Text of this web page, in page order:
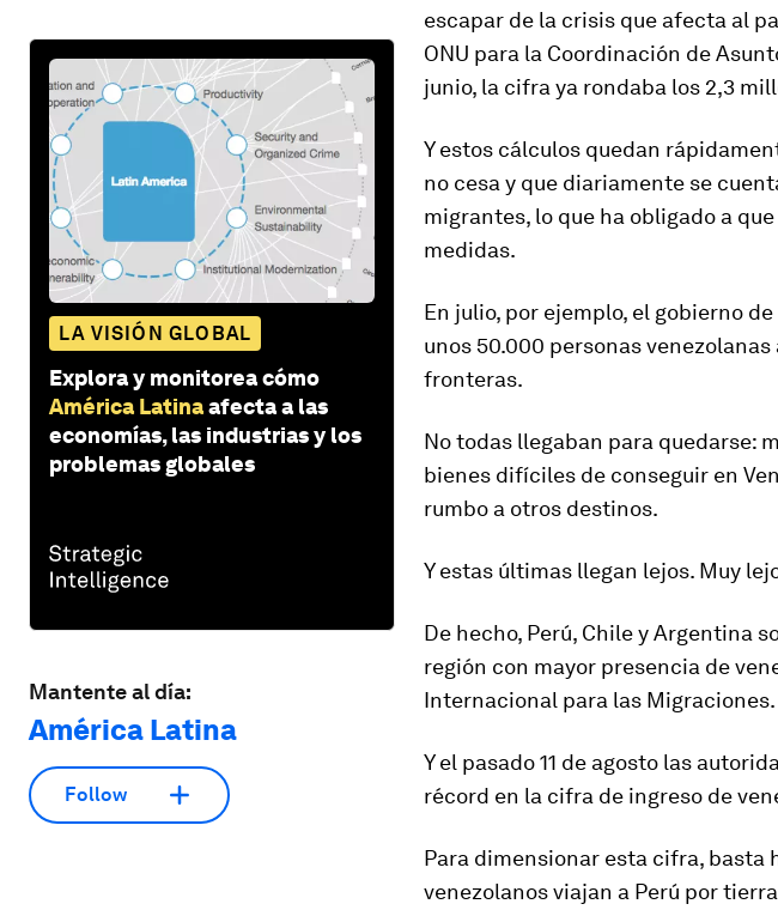
LA VISIÓN GLOBAL
Explora y monitorea cómo
América Latinaafecta a las
economías, las industrias y los
problemas globales
Mantente al día:
América Latina
Follow
escapar de la crisis que afecta al
ONU para la Coordinación de
junio, la cifra ya rondaba los 2,3
Y estos cálculos quedan
no cesa y que diariamente se
migrantes, lo que ha obligado a
medidas.
En julio, por ejemplo, el gobierno
unos 50.000 personas venezolanas
fronteras.
No todas llegaban para quedarse:
bienes difíciles de conseguir en
rumbo a otros destinos.
Y estas últimas llegan lejos. Muy
De hecho, Perú, Chile y Argentina
región con mayor presencia de
Internacional para las Migraciones.
Y el pasado 11 de agosto las
récord en la cifra de ingreso de
Para dimensionar esta cifra, basta
venezolanos viajan a Perú por